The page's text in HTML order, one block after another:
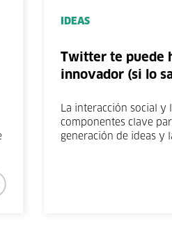
IDEAS
Twitter te puede
innovador (si lo
La interacción social y
componentes clave
generación de ideas y